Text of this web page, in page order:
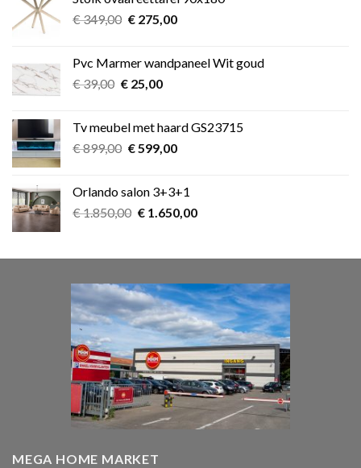
€ 349,00.€ 275,00.
€349,00 Oorspronkelijke
€ 349,00.
€275,00Huidige
€ 275,00.
Pvc Marmer wandpaneel Wit goud
€39,00 Oorspronkelijke
€ 39,00.
€25,00Huidige
€ 25,00.
Tv meubel met haard GS23715
€899,00 Oorspronkelijke
€ 899,00.
€599,00Huidige
€ 599,00.
Orlando salon 3+3+1
€1.850,00 Oorspronkelijke
€ 1.850,00.
€1.650,00Huidige
€ 1.650,00.
MEGA HOME MARKET